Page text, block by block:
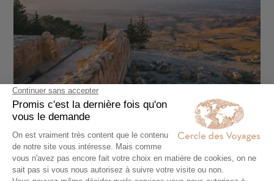
Mont Nebo
Le saviez-vous ?Amman, la capitale de la Jordanie, fait
partie des plus vieilles villes du monde encore habitées.
Plus grande cité du pays, elle a su conserver un charme